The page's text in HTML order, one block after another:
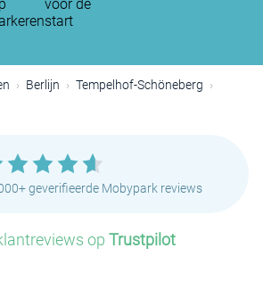
voor de
start
Berlijn
Tempelhof-Schöneberg
geverifieerde Mobypark reviews
op Trustpilot